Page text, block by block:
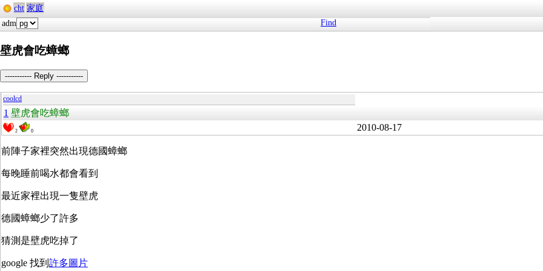
cht 家庭
adm
Find
壁虎會吃蟑螂
----------- Reply -----------
coolcd
1 壁虎會吃蟑螂
2 0 2010-08-17
前陣子家裡突然出現德國蟑螂
每晚睡前喝水都會看到
最近家裡出現一隻壁虎
德國蟑螂少了許多
猜測是壁虎吃掉了
google 找到 許多圖片